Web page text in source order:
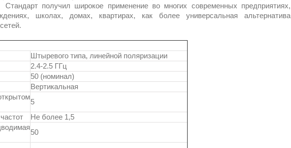
получил широкое применение во многих современных предприятиях,
школах, домах, квартирах, как более универсальная альтернатива
Штыревого типа, линейной поляризации
2.4-2.5 ГГц
50 (номинал)
Вертикальная
5
Не более 1,5
50